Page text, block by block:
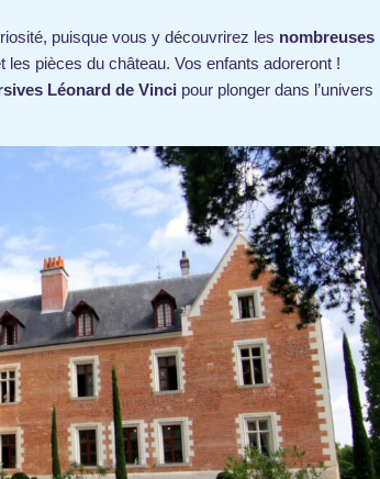
puisque vous y découvrirez les nombreuses
les pièces du château. Vos enfants adoreront !
Léonard de Vinci pour plonger dans l’univers